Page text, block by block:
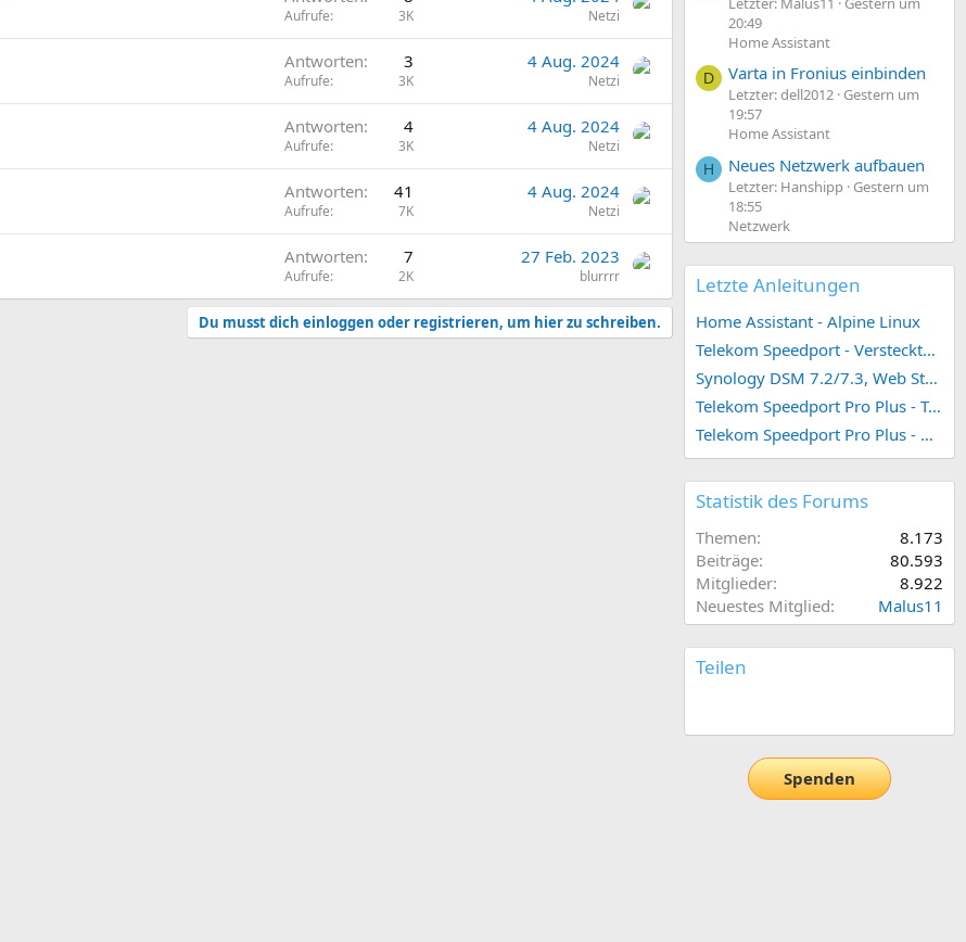
Aufrufe 3K Netzi
Antworten 3
Aufrufe 3K
4 Aug. 2024
Netzi
Antworten 4
Aufrufe 3K
4 Aug. 2024
Netzi
Antworten 41
Aufrufe 7K
4 Aug. 2024
Netzi
Antworten 7
Aufrufe 2K
27 Feb. 2023
blurrrr
Du musst dich einloggen oder registrieren, um hier zu schreiben.
20:49
Home Assistant
D Varta in Fronius einbinden
Letzter: dell2012 Gestern um
19:57
Home Assistant
H Neues Netzwerk aufbauen
Letzter: Hanshipp Gestern um
18:55
Netzwerk
Letzte Anleitungen
Home Assistant - Alpine Linux
Telekom Speedport - Versteckte Konfigurationen
Synology DSM 7.2/7.3, Web Station 4, Webdienst und Webportal erstellen (ehemals vHost)
Telekom Speedport Pro Plus - Telefonie einrichten
Telekom Speedport Pro Plus - Netzwerk einrichten
Statistik des Forums
Themen
8.173
Beiträge
80.593
Mitglieder
8.922
Neuestes Mitglied
Malus11
Teilen
Spenden